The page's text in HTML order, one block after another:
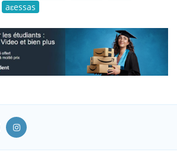
aɛessas